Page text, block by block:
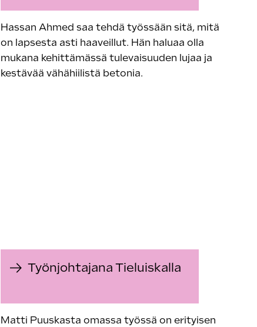
Hassan Ahmed saa tehdä työssään sitä, mitä
on lapsesta asti haaveillut. Hän haluaa olla
mukana kehittämässä tulevaisuuden lujaa ja
kestävää vähähiilistä betonia.
Työnjohtajana Tieluiskalla
Matti Puuskasta omassa työssä on erityisen